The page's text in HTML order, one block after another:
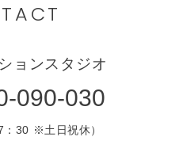
ョンスタジオ
090-030
：30 ※土日祝休）